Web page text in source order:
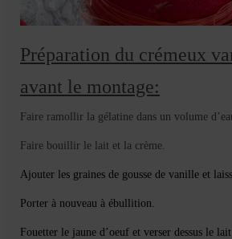
Préparation du crémeux
avant le montage:
Faire ramollir la gélatine dans un volume
Faire bouillir le lait et la crème.
Ajouter les graines de gousse de vanille et
Porter à nouveau à ébullition.
Fouetter le jaune d’oeuf et verser dessus le